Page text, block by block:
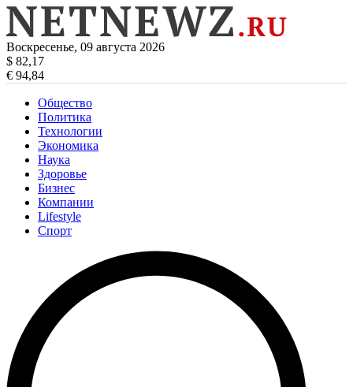
Воскресенье, 09 августа 2026
$ 82,17
€ 94,84
Общество
Политика
Технологии
Экономика
Наука
Здоровье
Бизнес
Компании
Lifestyle
Спорт